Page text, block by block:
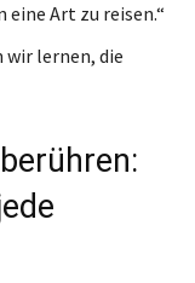
eine Art zu reisen.“
wir lernen, die